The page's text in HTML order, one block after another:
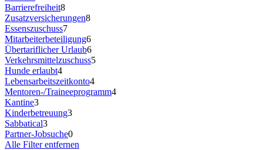
Barrierefreiheit8
Zusatzversicherungen8
Essenszuschuss7
Mitarbeiterbeteiligung6
Übertariflicher Urlaub6
Verkehrsmittelzuschuss5
Hunde erlaubt4
Lebensarbeitszeitkonto4
Mentoren-/Traineeprogramm4
Kantine3
Kinderbetreuung3
Sabbatical3
Partner-Jobsuche0
Alle Filter entfernen